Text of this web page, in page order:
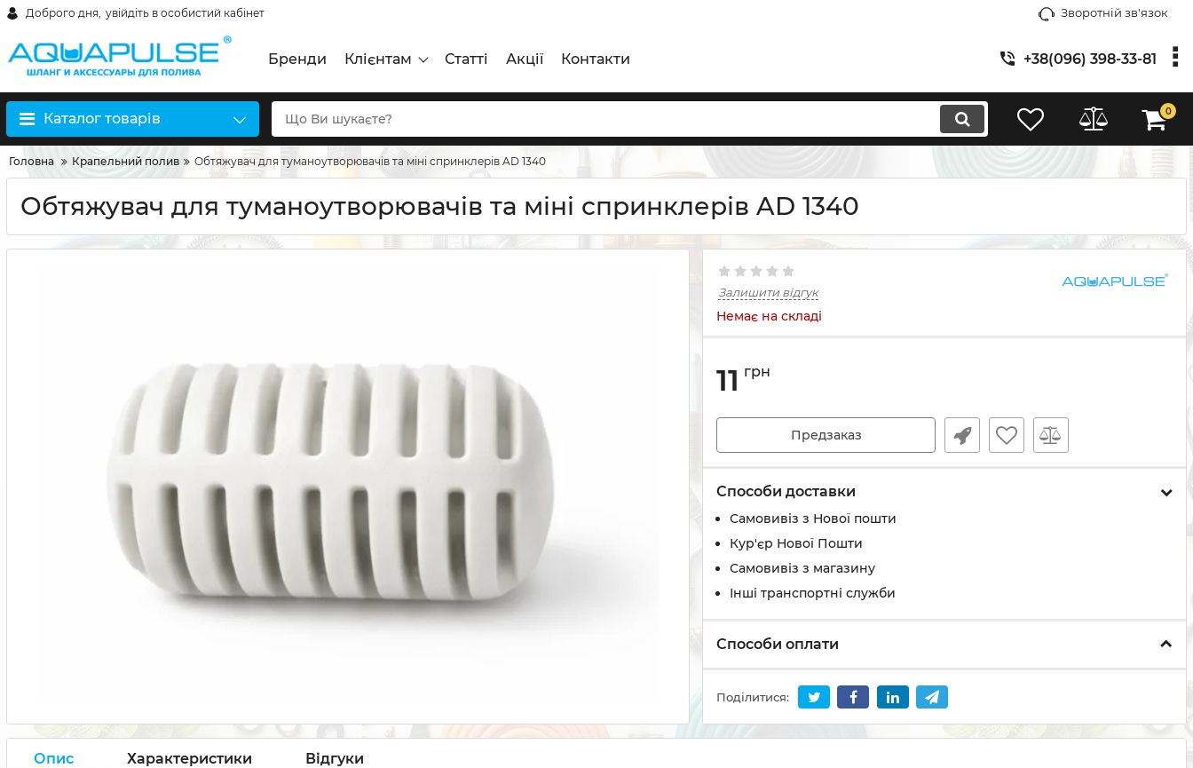
Доброго дня, увійдіть в особистий кабінет Зворотній зв'язок
Бренди Клієнтам Статті Акції Контакти +38(096) 398-33-81
Каталог товарів 0
Головна Крапельний полив Обтяжувач для туманоутворювачів та міні спринклерів AD 1340
Обтяжувач для туманоутворювачів та міні спринклерів AD 1340
Залишити відгук
Немає на складі
11 грн
Предзаказ
Способи доставки
Самовивіз з Нової пошти
Кур'єр Нової Пошти
Самовивіз з магазину
Інші транспортні служби
Способи оплати
Поділитися:
Опис Характеристики Відгуки